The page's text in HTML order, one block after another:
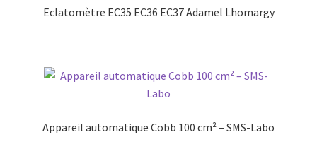
Eclatomètre EC35 EC36 EC37 Adamel Lhomargy
Appareil automatique Cobb 100 cm² – SMS-Labo